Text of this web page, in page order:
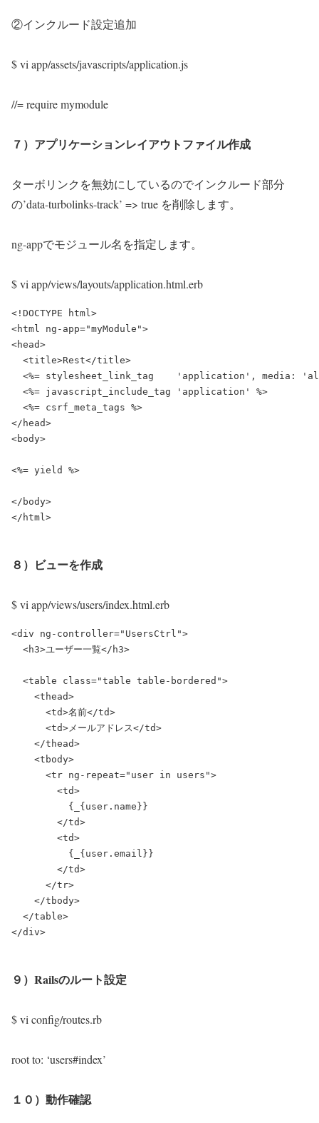
②インクルード設定追加
$ vi app/assets/javascripts/application.js
//= require mymodule
７）アプリケーションレイアウトファイル作成
ターボリンクを無効にしているのでインクルード部分
の’data-turbolinks-track’ => true を削除します。
ng-appでモジュール名を指定します。
$ vi app/views/layouts/application.html.erb
<!DOCTYPE html>
<html ng-app="myModule">
<head>
  <title>Rest</title>
<%= stylesheet_link_tag    'application', media:
  <%= javascript_include_tag 'application' %>
  <%= csrf_meta_tags %>
</head>
<body>
<%= yield %>
</body>
８）ビューを作成
$ vi app/views/users/index.html.erb
<div ng-controller="UsersCtrl">
  <h3>ユーザー一覧</h3>
  <table class="table table-bordered">
    <thead>
      <td>名前</td>
      <td>メールアドレス</td>
    </thead>
    <tbody>
      <tr ng-repeat="user in users">
        <td>
          {_{user.name}}
        </td>
        <td>
          {_{user.email}}
        </td>
      </tr>
    </tbody>
  </table>
９）Railsのルート設定
$ vi config/routes.rb
root to: ‘users#index’
１０）動作確認